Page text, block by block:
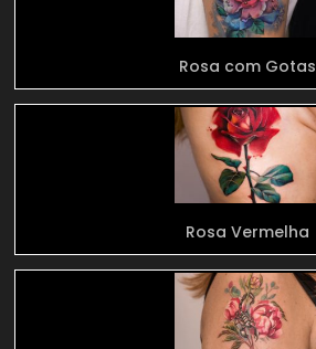
Rosa com Gotas
Rosa Vermelha